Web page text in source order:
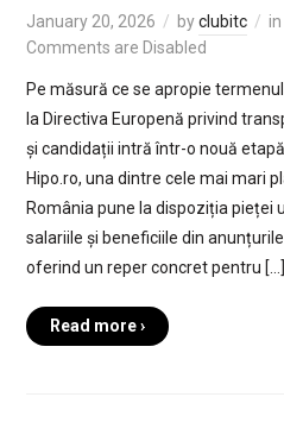
January 20, 2026 byclubitc in
Comments are Disabled
Pe măsură ce se apropie
la Directiva Europenă privind
și candidații intră într-o nouă
Hipo.ro, una dintre cele mai mari
România pune la dispoziția pieței
salariile și beneficiile din
oferind un reper concret pentru […]
Read more ›